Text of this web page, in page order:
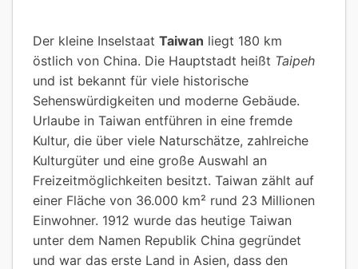
Der kleine Inselstaat Taiwan liegt 180 km
östlich von China. Die Hauptstadt heißt Taipeh
und ist bekannt für viele historische
Sehenswürdigkeiten und moderne Gebäude.
Urlaube in Taiwan entführen in eine fremde
Kultur, die über viele Naturschätze, zahlreiche
Kulturgüter und eine große Auswahl an
Freizeitmöglichkeiten besitzt. Taiwan zählt auf
einer Fläche von 36.000 km² rund 23 Millionen
Einwohner. 1912 wurde das heutige Taiwan
unter dem Namen Republik China gegründet
und war das erste Land in Asien, dass den